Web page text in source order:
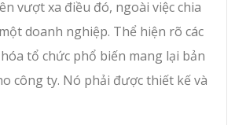
vượt xa điều đó, ngoài việc chia
doanh nghiệp. Thể hiện rõ các
tổ chức phổ biến mang lại bản
công ty. Nó phải được thiết kế và